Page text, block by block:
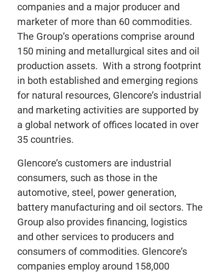
companies and a major producer and
marketer of more than 60 commodities.
The Group’s operations comprise around
150 mining and metallurgical sites and oil
production assets. With a strong footprint
in both established and emerging regions
for natural resources, Glencore’s industrial
and marketing activities are supported by
a global network of offices located in over
35 countries.
Glencore’s customers are industrial
consumers, such as those in the
automotive, steel, power generation,
battery manufacturing and oil sectors. The
Group also provides financing, logistics
and other services to producers and
consumers of commodities. Glencore’s
companies employ around 158,000